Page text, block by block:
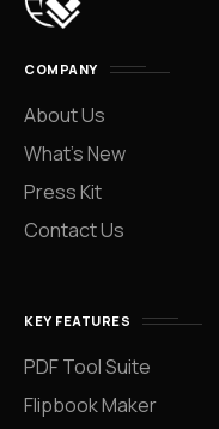
COMPANY
About Us
What’s New
Press Kit
Contact Us
KEY FEATURES
PDF Tool Suite
Flipbook Maker